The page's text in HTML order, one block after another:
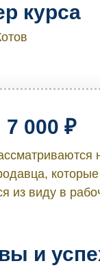
000 ₽
которые
из виду в
и
курса